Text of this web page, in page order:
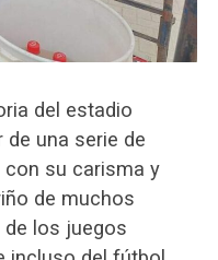
del estadio
de una serie de
su carisma y
de muchos
los juegos